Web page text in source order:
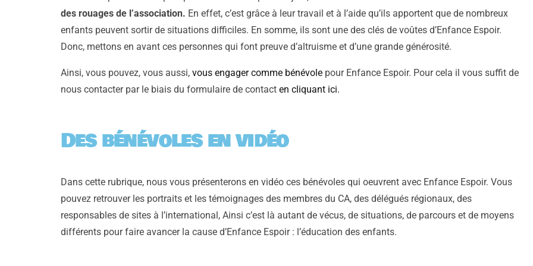
des rouages de l’association. En effet, c’est grâce à leur travail et à l’aide qu’ils apportent que de nombreux
enfants peuvent sortir de situations difficiles. En somme, ils sont une des clés de voûtes d’Enfance Espoir.
Donc, mettons en avant ces personnes qui font preuve d’altruisme et d’une grande générosité.
Ainsi, vous pouvez, vous aussi, vous engager comme bénévole pour Enfance Espoir. Pour cela il vous suffit de
nous contacter par le biais du formulaire de contact en cliquant ici.
Des bénévoles en vidéo
Dans cette rubrique, nous vous présenterons en vidéo ces bénévoles qui oeuvrent avec Enfance Espoir. Vous
pouvez retrouver les portraits et les témoignages des membres du CA, des délégués régionaux, des
responsables de sites à l’international, Ainsi c’est là autant de vécus, de situations, de parcours et de moyens
différents pour faire avancer la cause d’Enfance Espoir : l’éducation des enfants.